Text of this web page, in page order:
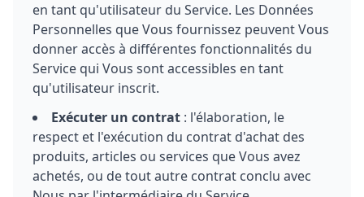
en tant qu'utilisateur du Service. Les Données
Personnelles que Vous fournissez peuvent Vous
donner accès à différentes fonctionnalités du
Service qui Vous sont accessibles en tant
qu'utilisateur inscrit.
Exécuter un contrat : l'élaboration, le
respect et l'exécution du contrat d'achat des
produits, articles ou services que Vous avez
achetés, ou de tout autre contrat conclu avec